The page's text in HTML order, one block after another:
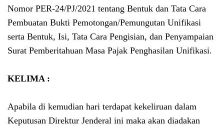
Nomor PER-24/PJ/2021 tentang Bentuk dan Tata Cara
Pembuatan Bukti Pemotongan/Pemungutan Unifikasi
serta Bentuk, Isi, Tata Cara Pengisian, dan Penyampaian
Surat Pemberitahuan Masa Pajak Penghasilan Unifikasi.
KELIMA :
Apabila di kemudian hari terdapat kekeliruan dalam
Keputusan Direktur Jenderal ini maka akan diadakan